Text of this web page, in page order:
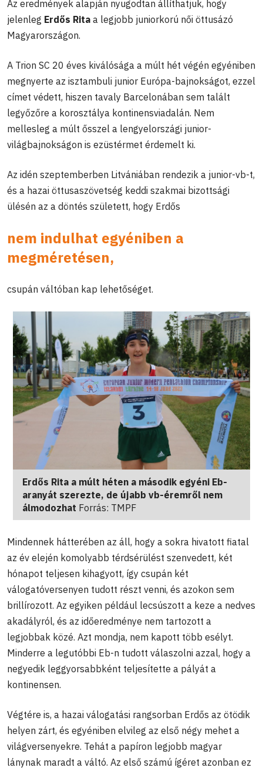
Az eredmények alapján nyugodtan állíthatjuk, hogy
jelenleg Erdős Rita a legjobb juniorkorú női öttusázó
Magyarországon.
A Trion SC 20 éves kiválósága a múlt hét végén egyéniben
megnyerte az isztambuli junior Európa-bajnokságot, ezzel
címet védett, hiszen tavaly Barcelonában sem talált
legyőzőre a korosztálya kontinensviadalán. Nem
mellesleg a múlt ősszel a lengyelországi junior-
világbajnokságon is ezüstérmet érdemelt ki.
Az idén szeptemberben Litvániában rendezik a junior-vb-t,
és a hazai öttusaszövetség keddi szakmai bizottsági
ülésén az a döntés született, hogy Erdős
nem indulhat egyéniben a
megméretésen,
csupán váltóban kap lehetőséget.
Erdős Rita a múlt héten a második egyéni Eb-
aranyát szerezte, de újabb vb-éremről nem
álmodozhat Forrás: TMPF
Mindennek hátterében az áll, hogy a sokra hivatott fiatal
az év elején komolyabb térdsérülést szenvedett, két
hónapot teljesen kihagyott, így csupán két
válogatóversenyen tudott részt venni, és azokon sem
brillírozott. Az egyiken például lecsúszott a keze a nedves
akadályról, és az időeredménye nem tartozott a
legjobbak közé. Azt mondja, nem kapott több esélyt.
Minderre a legutóbbi Eb-n tudott válaszolni azzal, hogy a
negyedik leggyorsabbként teljesítette a pályát a
kontinensen.
Végtére is, a hazai válogatási rangsorban Erdős az ötödik
helyen zárt, és egyéniben elvileg az első négy mehet a
világversenyekre. Tehát a papíron legjobb magyar
lánynak maradt a váltó. Az első számú ígéret azonban ez